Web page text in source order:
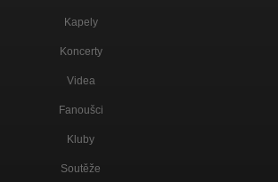
Kapely
Koncerty
Videa
Fanoušci
Kluby
Soutěže